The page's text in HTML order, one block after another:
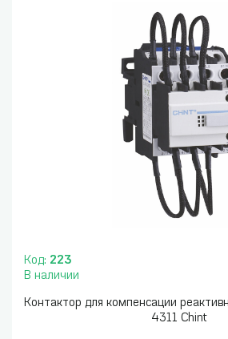
Код: 223
В наличии
Контактор для компенсации
4311 Chint